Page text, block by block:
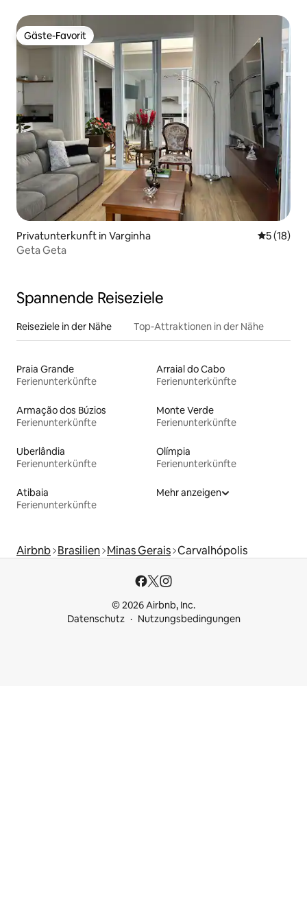
Gäste-Favorit
Gäste-Favorit
Privatunterkunft in Varginha
5 (18)
Geta Geta
Spannende Reiseziele
Reiseziele in der Nähe Top-Attraktionen in der Nähe
Praia Grande
Ferienunterkünfte
Arraial do Cabo
Ferienunterkünfte
Armação dos Búzios
Ferienunterkünfte
Monte Verde
Ferienunterkünfte
Uberlândia
Ferienunterkünfte
Olímpia
Ferienunterkünfte
Atibaia
Ferienunterkünfte
Mehr anzeigen
Airbnb Brasilien Minas Gerais Carvalhópolis
© 2026 Airbnb, Inc.
Datenschutz
Nutzungsbedingungen